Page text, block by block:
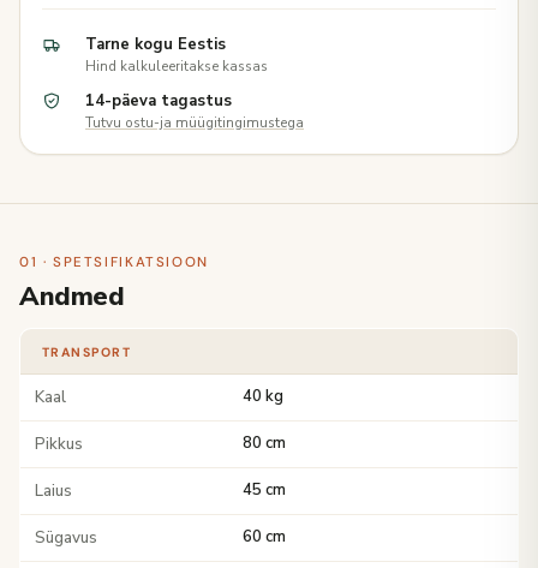
Tarne kogu Eestis
Hind kalkuleeritakse kassas
14-päeva tagastus
Tutvu ostu-ja müügitingimustega
01 · SPETSIFIKATSIOON
Andmed
TRANSPORT
Kaal 40 kg
Pikkus 80 cm
Laius 45 cm
Sügavus 60 cm